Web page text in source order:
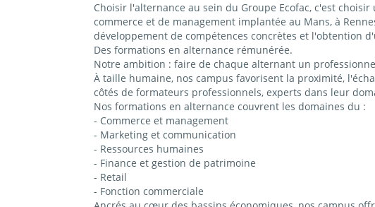
Choisir l'alternance au sein du Groupe Ecofac, c'est
commerce et de management implantée au Mans, à
développement de compétences concrètes et l'obtention
Des formations en alternance rémunérée.
Notre ambition : faire de chaque alternant un
À taille humaine, nos campus favorisent la proximité,
côtés de formateurs professionnels, experts dans leur
Nos formations en alternance couvrent les domaines du :
- Commerce et management
- Marketing et communication
- Ressources humaines
- Finance et gestion de patrimoine
- Retail
- Fonction commerciale